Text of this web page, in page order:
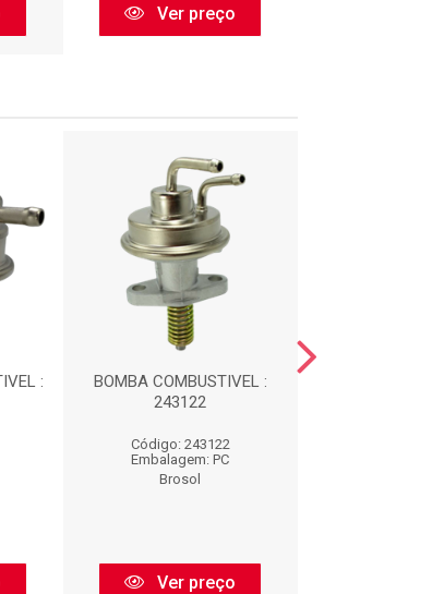
Ver preço
:
BOMBA COMBUSTIVEL :
243122
Código: 243122
Embalagem: PC
Brosol
Ver preço